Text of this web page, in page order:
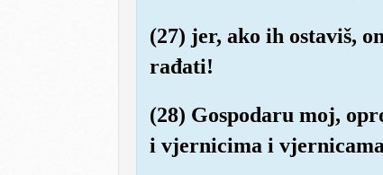
(27) jer, ako ih ostaviš,
rađati!
(28) Gospodaru moj,
i vjernicima i